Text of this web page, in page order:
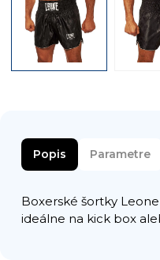
Popis Parametre
Boxerské šortky
ideálne na kick box